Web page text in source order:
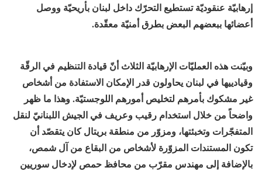
إرهابيّة عنقوديّة تستطيع التحرّك داخل لبنان بأريحيّة ووصل
أعضائها ببعضهم البعض بطرق أمنيّة معقّدة.
وبيّنت هذه العمليّات الإرهابيّة الثلاث أنّ قيادة التنظيم في الرقّة
وقيادييها في لبنان يحاولون قدر الإمكان الاستفادة من أشخاص
غير مشكوك بأمرهم لتخليص أمورهم اللوجستيّة. وهذا ما ظهر
واضحاً من خلال استخدام رقيب وعريف في الجيش اللبنانيّ لنقل
المتفجّرات وتخبئتها، ومزوّر من منطقة بريتال كان يتقصّد أن
تكون المستندات المزوّرة لأشخاص من البقاع من آل شمص،
بالإضافة إلى مهندس مقرّب من محافظ حمص لإدخال سوريين